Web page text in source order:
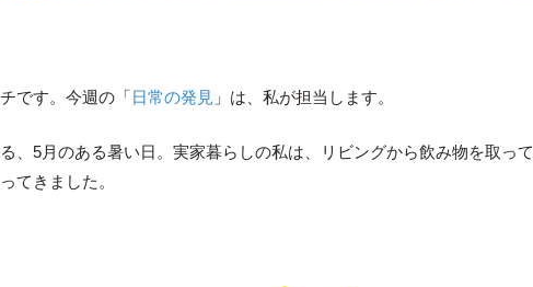
です。今週の「 日常の発見 」は、私が担当します。
、5月のある暑い日。実家暮らしの私は、リビングから飲み物を取って
てきました。